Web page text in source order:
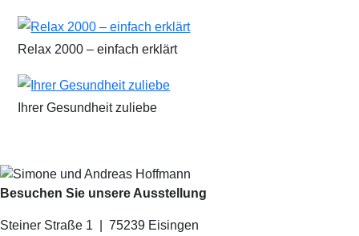
Relax 2000 – einfach erklärt
Ihrer Gesundheit zuliebe
Besuchen Sie unsere Ausstellung
Steiner Straße 1 | 75239 Eisingen